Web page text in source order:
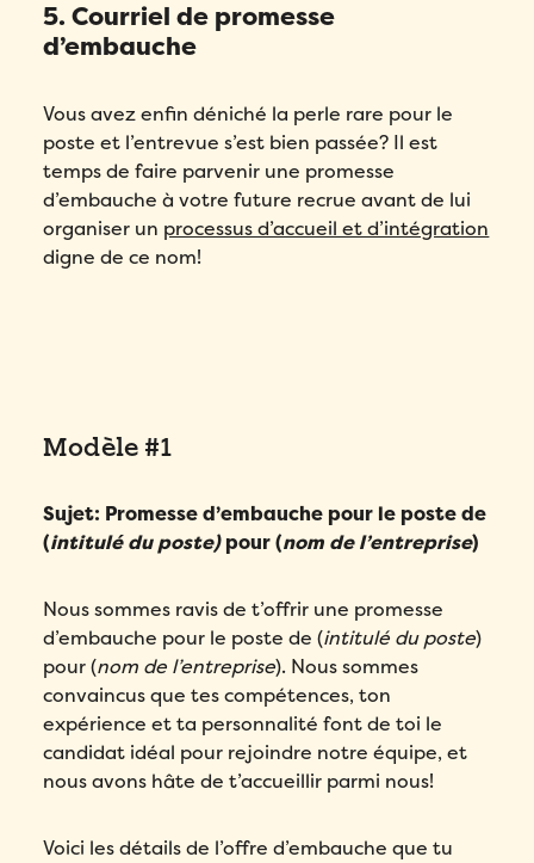
5. Courriel de promesse
d’embauche
Vous avez enfin déniché la perle rare pour le
poste et l’entrevue s’est bien passée? Il est
temps de faire parvenir une promesse
d’embauche à votre future recrue avant de lui
organiser un processus d’accueil et d’intégration
digne de ce nom!
Modèle #1
Sujet: Promesse d’embauche pour le poste de
(intitulé du poste)pour (nom de l’entreprise)
Nous sommes ravis de t’offrir une promesse
d’embauche pour le poste de (intitulé du poste)
pour (nom de l’entreprise). Nous sommes
convaincus que tes compétences, ton
expérience et ta personnalité font de toi le
candidat idéal pour rejoindre notre équipe, et
nous avons hâte de t’accueillir parmi nous!
Voici les détails de l’offre d’embauche que tu